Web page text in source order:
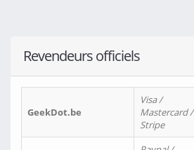
Revendeurs officiels
GeekDot.be
Visa /
Mastercard /
Stripe